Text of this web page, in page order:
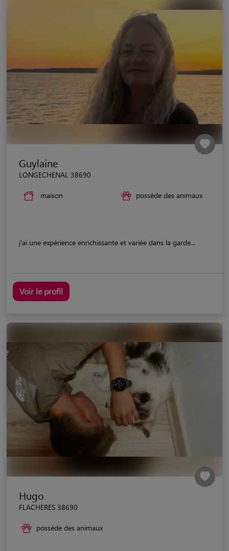
Guylaine
LONGECHENAL 38690
maison possède des animaux
j'ai une expérience enrichissante et variée dans la garde...
Voir le profil
Hugo
FLACHERES 38690
possède des animaux